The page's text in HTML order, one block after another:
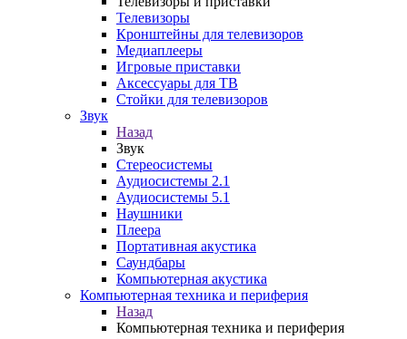
Телевизоры
Кронштейны для телевизоров
Медиаплееры
Игровые приставки
Аксессуары для ТВ
Стойки для телевизоров
Звук
Назад
Звук
Стереосистемы
Аудиосистемы 2.1
Аудиосистемы 5.1
Наушники
Плеера
Портативная акустика
Саундбары
Компьютерная акустика
Компьютерная техника и периферия
Назад
Компьютерная техника и периферия